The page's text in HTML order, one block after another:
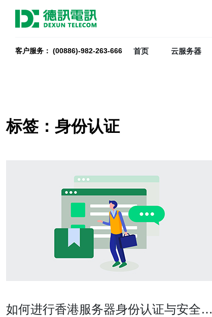
客户服务： (00886)-982-263-666 首页 云服务器
标签：身份认证
如何进行香港服务器身份认证与安全设